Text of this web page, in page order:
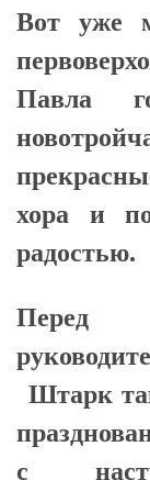
Вот уже
Павла
хора и
радостью.
Перед
Штарк
с